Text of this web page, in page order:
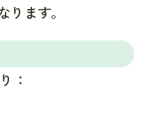
ります。
：